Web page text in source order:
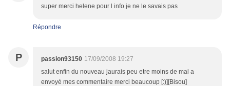
super merci helene pour l info je ne le savais pas
Répondre
P passion93150 17/09/2008 19:27
salut enfin du nouveau jaurais peu etre moins de mal a
envoyé mes commentaire merci beaucoup [:)][Bisou]